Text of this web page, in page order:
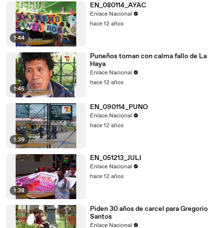
1:44
EN_080114_AYAC
Enlace Nacional
hace 12 años
1:45
Puneños toman con calma fallo de La
Haya
Enlace Nacional
hace 12 años
1:39
EN_090114_PUNO
Enlace Nacional
hace 12 años
1:38
EN_051213_JULI
Enlace Nacional
hace 12 años
Piden 30 años de carcel para Gregorio
Santos
Enlace Nacional